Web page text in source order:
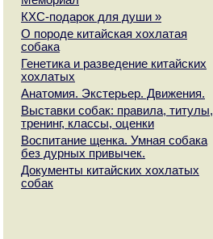
КХС-подарок для души »
О породе китайская хохлатая
собака
Генетика и разведение китайских
хохлатых
Анатомия. Экстерьер. Движения.
Выставки собак: правила, титулы,
тренинг, классы, оценки
Воспитание щенка. Умная собака
без дурных привычек.
Документы китайских хохлатых
собак